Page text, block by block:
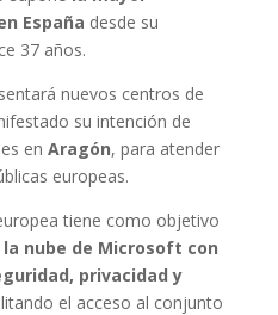
España desde su
37 años.
nuevos centros de
su intención de
en Aragón, para atender
europeas.
tiene como objetivo
nube de Microsoft con
privacidad y
el acceso al conjunto